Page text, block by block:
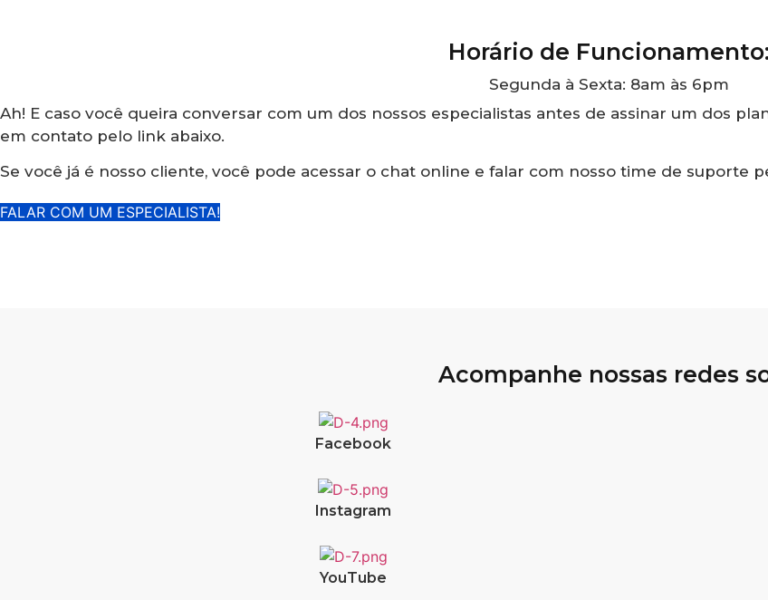
Horário de Funcionamento:
Segunda à Sexta: 8am às 6pm
Ah! E caso você queira conversar com um dos nossos especialistas antes de assinar um dos
em contato pelo link abaixo.
Se você já é nosso cliente, você pode acessar o chat online e falar com nosso time de suporte
FALAR COM UM ESPECIALISTA!
Acompanhe nossas redes
Facebook
Instagram
YouTube